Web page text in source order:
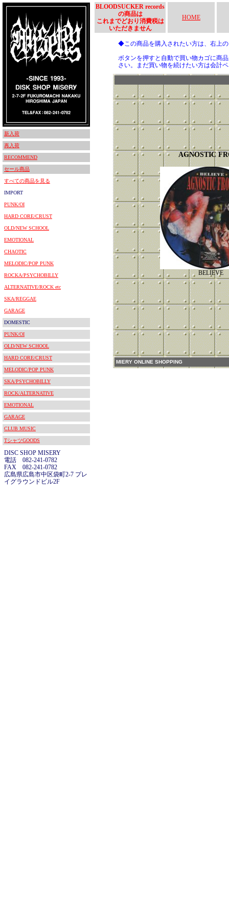
新入荷
再入荷
RECOMMEND
セール商品
すべての商品を見る
IMPORT
PUNK/OI
HARD CORE/CRUST
OLD/NEW SCHOOL
EMOTIONAL
CHAOTIC
MELODIC/POP PUNK
ROCKA/PSYCHOBILLY
ALTERNATIVE/ROCK etc
SKA/REGGAE
GARAGE
DOMESTIC
PUNK/OI
OLD/NEW SCHOOL
HARD CORE/CRUST
MELODIC/POP PUNK
SKA/PSYCHOBILLY
ROCK/ALTERNATIVE
EMOTIONAL
GARAGE
CLUB MUSIC
TシャツGOODS
DISC SHOP MISERY
電話 082-241-0782
FAX 082-241-0782
広島県広島市中区袋町2-7 プレ
イグラウンドビル2F
BLOODSUCKER records
の商品は
これまでどおり消費税は
いただきません
HOME
◆この商品を購入されたい方は、右上
ボタンを押すと自動で買い物カゴに商
さい。まだ買い物を続けたい方は会計
AGNOSTIC
BELIEVE
MIERY ONLINE SHOPPING